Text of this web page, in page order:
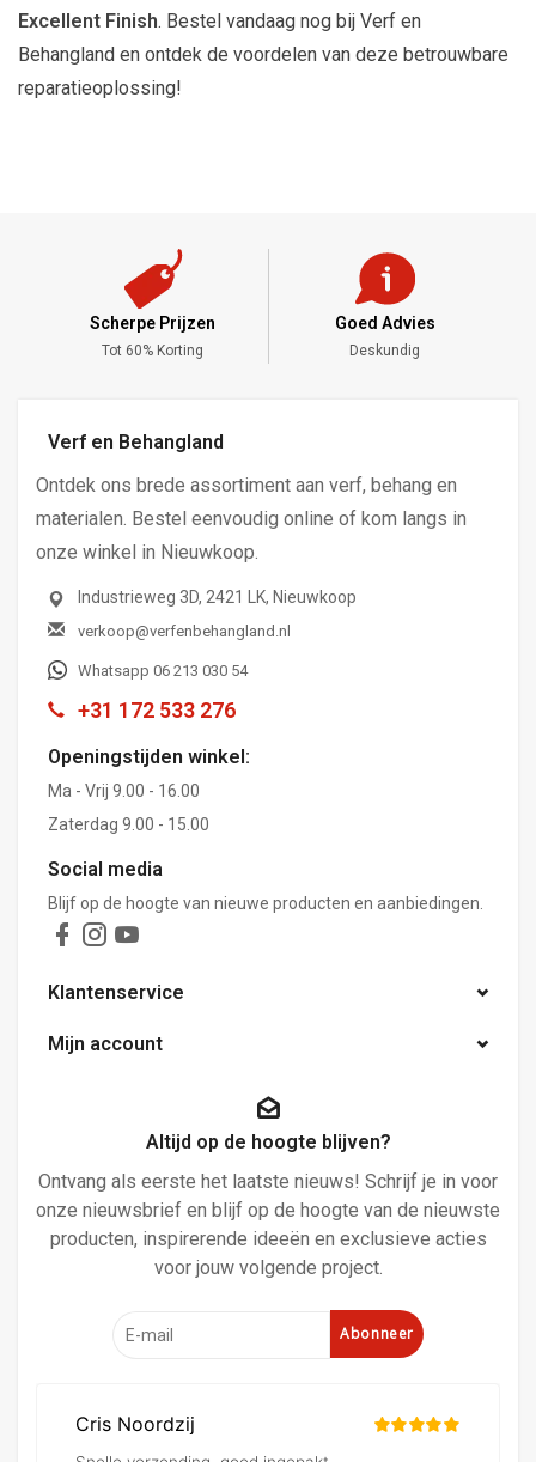
Excellent Finish. Bestel vandaag nog bij Verf en
Behangland en ontdek de voordelen van deze betrouwbare
reparatieoplossing!
Scherpe Prijzen
Tot 60% Korting
Goed Advies
Deskundig
Verf en Behangland
Ontdek ons brede assortiment aan verf, behang en
materialen. Bestel eenvoudig online of kom langs in
onze winkel in Nieuwkoop.
Industrieweg 3D, 2421 LK, Nieuwkoop
verkoop@verfenbehangland.nl
Whatsapp 06 213 030 54
+31 172 533 276
Openingstijden winkel:
Ma - Vrij 9.00 - 16.00
Zaterdag 9.00 - 15.00
Social media
Blijf op de hoogte van nieuwe producten en aanbiedingen.
Klantenservice
Mijn account
Altijd op de hoogte blijven?
Ontvang als eerste het laatste nieuws! Schrijf je in voor
onze nieuwsbrief en blijf op de hoogte van de nieuwste
producten, inspirerende ideeën en exclusieve acties
voor jouw volgende project.
Abonneer